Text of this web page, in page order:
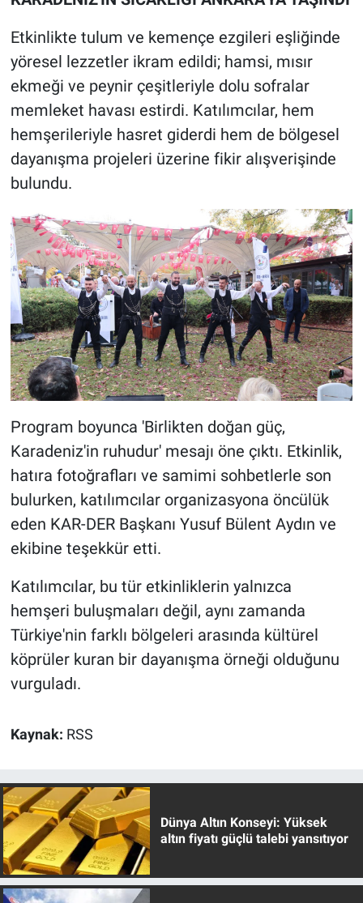
Etkinlikte tulum ve kemençe ezgileri eşliğinde
yöresel lezzetler ikram edildi; hamsi, mısır
ekmeği ve peynir çeşitleriyle dolu sofralar
memleket havası estirdi. Katılımcılar, hem
hemşerileriyle hasret giderdi hem de bölgesel
dayanışma projeleri üzerine fikir alışverişinde
bulundu.
Program boyunca 'Birlikten doğan güç,
Karadeniz'in ruhudur' mesajı öne çıktı. Etkinlik,
hatıra fotoğrafları ve samimi sohbetlerle son
bulurken, katılımcılar organizasyona öncülük
eden KAR-DER Başkanı Yusuf Bülent Aydın ve
ekibine teşekkür etti.
Katılımcılar, bu tür etkinliklerin yalnızca
hemşeri buluşmaları değil, aynı zamanda
Türkiye'nin farklı bölgeleri arasında kültürel
köprüler kuran bir dayanışma örneği olduğunu
vurguladı.
Kaynak: RSS
Dünya Altın Konseyi: Yüksek
altın fiyatı güçlü talebi yansıtıyor